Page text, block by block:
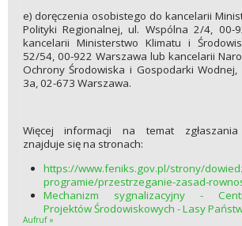
e) doręczenia osobistego do kancelarii
Polityki Regionalnej, ul. Wspólna 2/4, 00-
kancelarii Ministerstwo Klimatu i
52/54, 00-922 Warszawa lub kancelarii
Ochrony Środowiska i Gospodarki
3a, 02-673 Warszawa.
Więcej informacji na temat zgłaszania
znajduje się na stronach:
https://www.feniks.gov.pl/strony/
programie/przestrzeganie-zasad-
Mechanizm sygnalizacyjny -
Projektów Środowiskowych - Lasy
Aufruf »